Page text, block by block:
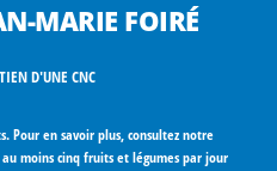
MARIE FOIRÉ
D'UNE CNC
Pour en savoir plus, consultez notre
moins cinq fruits et légumes par jour